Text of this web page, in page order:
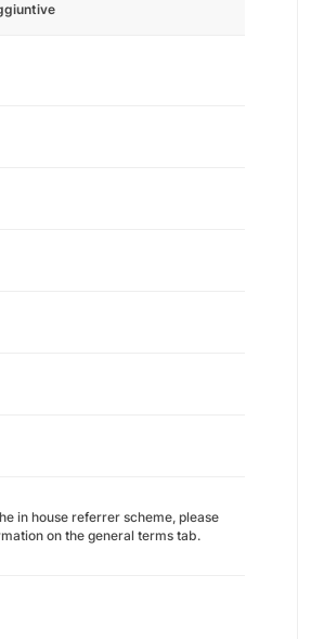
in house referrer scheme, please
on the general terms tab.